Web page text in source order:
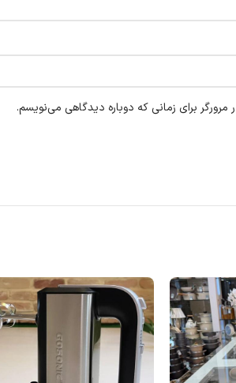
برای زمانی که دوباره دیدگاهی می‌نویسم.